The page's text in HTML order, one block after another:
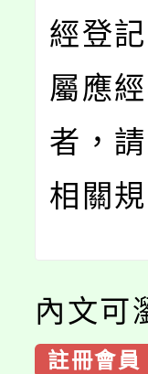
經登
屬應
者，
相關
內文可
註冊會員